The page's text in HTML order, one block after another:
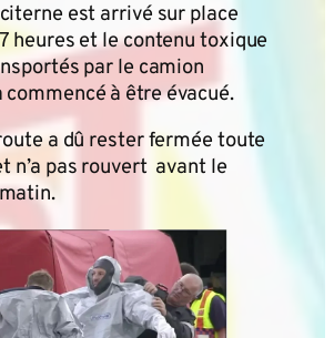
est arrivé sur place
heures et le contenu toxique
par le camion
à être évacué.
a dû rester fermée toute
n’a pas rouvert avant le